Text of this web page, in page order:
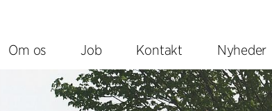
Om os Job Kontakt Nyheder